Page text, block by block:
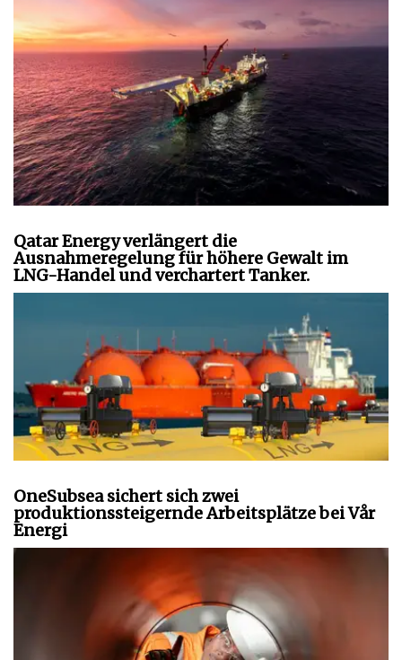
Qatar Energy verlängert die
Ausnahmeregelung für höhere Gewalt im
LNG-Handel und verchartert Tanker.
OneSubsea sichert sich zwei
produktionssteigernde Arbeitsplätze bei Vår
Energi